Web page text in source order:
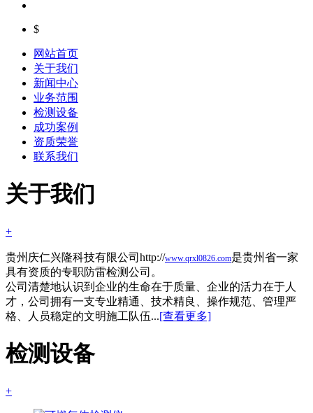
$
网站首页
关于我们
新闻中心
业务范围
检测设备
成功案例
资质荣誉
联系我们
关于我们
+
贵州庆仁兴隆科技有限公司http://www.qrxl0826.com是贵州省一家
具有资质的专职防雷检测公司。
公司清楚地认识到企业的生命在于质量、企业的活力在于人
才，公司拥有一支专业精通、技术精良、操作规范、管理严
格、人员稳定的文明施工队伍...[查看更多]
检测设备
+